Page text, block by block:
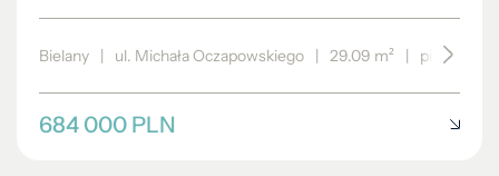
Bielany | ul. Michała Oczapowskiego | 29.09 m² | piętro 4/4
684 000 PLN